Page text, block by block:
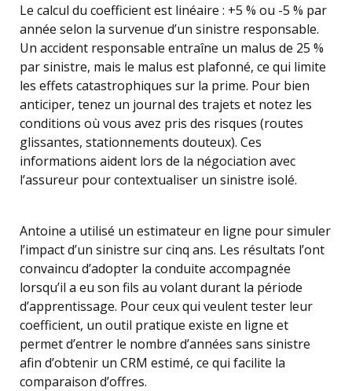
Le calcul du coefficient est linéaire : +5 % ou -5 % par
année selon la survenue d’un sinistre responsable.
Un accident responsable entraîne un malus de 25 %
par sinistre, mais le malus est plafonné, ce qui limite
les effets catastrophiques sur la prime. Pour bien
anticiper, tenez un journal des trajets et notez les
conditions où vous avez pris des risques (routes
glissantes, stationnements douteux). Ces
informations aident lors de la négociation avec
l’assureur pour contextualiser un sinistre isolé.
Antoine a utilisé un estimateur en ligne pour simuler
l’impact d’un sinistre sur cinq ans. Les résultats l’ont
convaincu d’adopter la conduite accompagnée
lorsqu’il a eu son fils au volant durant la période
d’apprentissage. Pour ceux qui veulent tester leur
coefficient, un outil pratique existe en ligne et
permet d’entrer le nombre d’années sans sinistre
afin d’obtenir un CRM estimé, ce qui facilite la
comparaison d’offres.